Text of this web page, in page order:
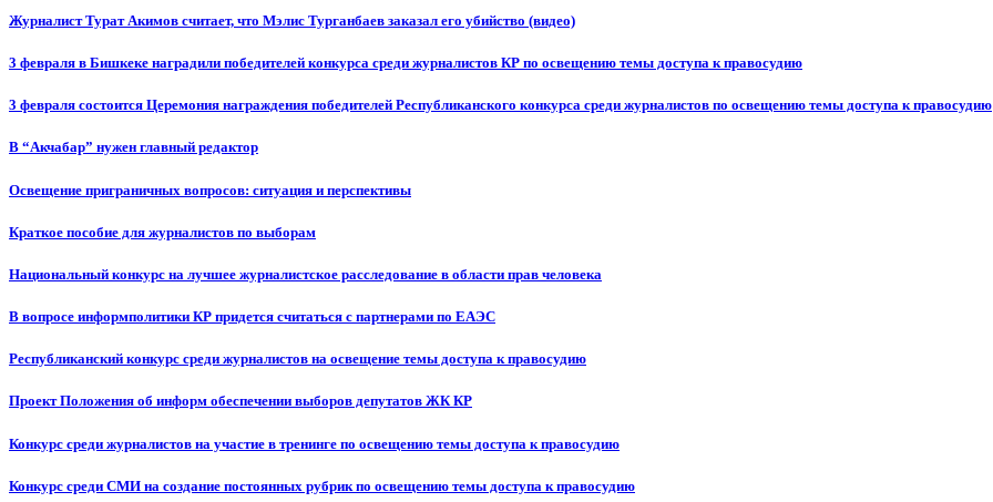
Журналист Турат Акимов считает, что Мэлис Турганбаев заказал его убийство (видео)
3 февраля в Бишкеке наградили победителей конкурса среди журналистов КР по освещению темы доступа к правосудию
3 февраля состоится Церемония награждения победителей Республиканского конкурса среди журналистов по освещению темы доступа к правосудию
В “Акчабар” нужен главный редактор
Освещение приграничных вопросов: ситуация и перспективы
Краткое пособие для журналистов по выборам
Национальный конкурс на лучшее журналистское расследование в области прав человека
В вопросе информполитики КР придется считаться с партнерами по ЕАЭС
Республиканский конкурс среди журналистов на освещение темы доступа к правосудию
Проект Положения об информ обеспечении выборов депутатов ЖК КР
Конкурс среди журналистов на участие в тренинге по освещению темы доступа к правосудию
Конкурс среди СМИ на создание постоянных рубрик по освещению темы доступа к правосудию